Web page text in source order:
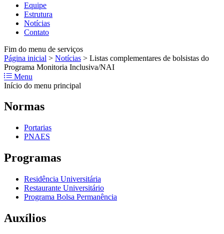
Equipe
Estrutura
Notícias
Contato
Fim do menu de serviços
Página inicial > Notícias > Listas complementares de bolsistas do
Programa Monitoria Inclusiva/NAI
Menu
Início do menu principal
Normas
Portarias
PNAES
Programas
Residência Universitária
Restaurante Universitário
Programa Bolsa Permanência
Auxílios